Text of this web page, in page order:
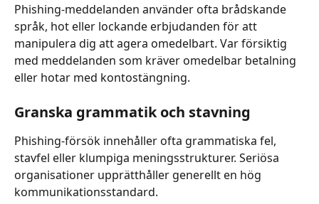
Phishing-meddelanden använder ofta brådskande
språk, hot eller lockande erbjudanden för att
manipulera dig att agera omedelbart. Var försiktig
med meddelanden som kräver omedelbar betalning
eller hotar med kontostängning.
Granska grammatik och stavning
Phishing-försök innehåller ofta grammatiska fel,
stavfel eller klumpiga meningsstrukturer. Seriösa
organisationer upprätthåller generellt en hög
kommunikationsstandard.